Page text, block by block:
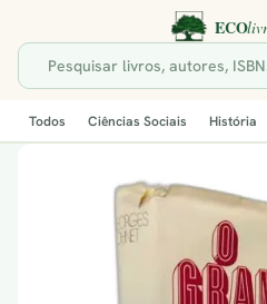
Todos Ciências Sociais História